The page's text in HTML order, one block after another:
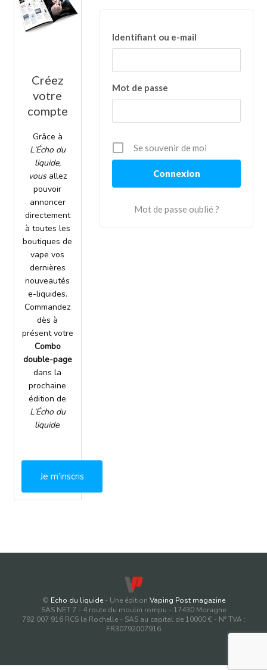
Créez
votre
compte
Grâce à
L’Écho du
liquide,
vousallez
pouvoir
annoncer
directement
à toutes les
boutiques de
vape vos
dernières
nouveautés
e-liquides.
Commandez
dès à
présent votre
Combo
double-page
dans la
prochaine
édition de
L’Écho du
liquide.
Je m’inscris
Identifiant ou e-mail
Mot de passe
Se souvenir de moi
Mot de passe oublié ?
© Echo du liquide - Une édition Vaping Post magazine
SAS NET 7 - 4 route du moulin rompu - 17430 Moragne
792 007 916 RCS la Rochelle - SAS au capital de 10000 € - N° TVA :
FR30792007916